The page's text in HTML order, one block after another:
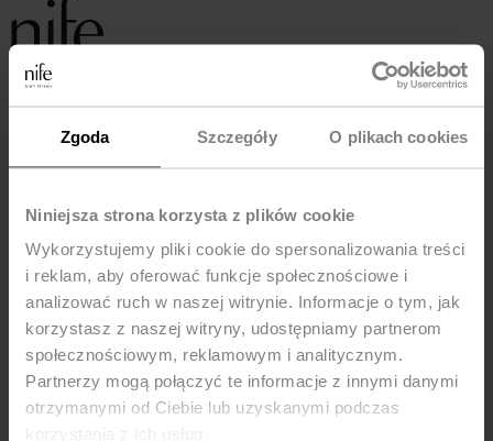
Zgoda Szczegóły O plikach cookies
Niniejsza strona korzysta z plików cookie
Wykorzystujemy pliki cookie do spersonalizowania treści
i reklam, aby oferować funkcje społecznościowe i
analizować ruch w naszej witrynie. Informacje o tym, jak
korzystasz z naszej witryny, udostępniamy partnerom
społecznościowym, reklamowym i analitycznym.
Partnerzy mogą połączyć te informacje z innymi danymi
otrzymanymi od Ciebie lub uzyskanymi podczas
SHIPPING COSTS
RETURNS
SHOP REGULATIONS
PRIVACY POLICY
FAQ